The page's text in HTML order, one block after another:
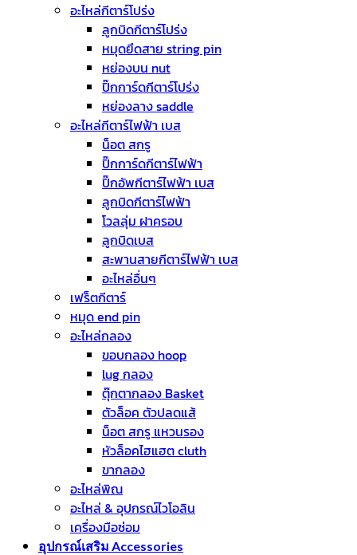
อะไหล่กีตาร์โปร่ง
ลูกบิดกีตาร์โปร่ง
หมุดยึดสาย string pin
หย่องบน nut
ปิ๊กการ์ดกีตาร์โปร่ง
หย่องลาง saddle
อะไหล่กีตาร์ไฟฟ้า เบส
น็อต สกรู
ปิ๊กการ์ดกีตาร์ไฟฟ้า
ปิ๊กอัพกีตาร์ไฟฟ้า เบส
ลูกบิดกีตาร์ไฟฟ้า
โวลลุ่ม ฝาครอบ
ลูกบิดเบส
สะพานสายกีตาร์ไฟฟ้า เบส
อะไหล่อื่นๆ
เฟร็ตกีตาร์
หมุด end pin
อะไหล่กลอง
ขอบกลอง hoop
lug กลอง
ตุ๊กตากลอง Basket
ตัวล็อค ตัวปลดแส้
น็อต สกรู แหวนรอง
หัวล็อคไฮแฮต cluth
ขากลอง
อะไหล่พิณ
อะไหล่ & อุปกรณ์ไวโอลิน
เครื่องมือซ่อม
อุปกรณ์เสริม Accessories